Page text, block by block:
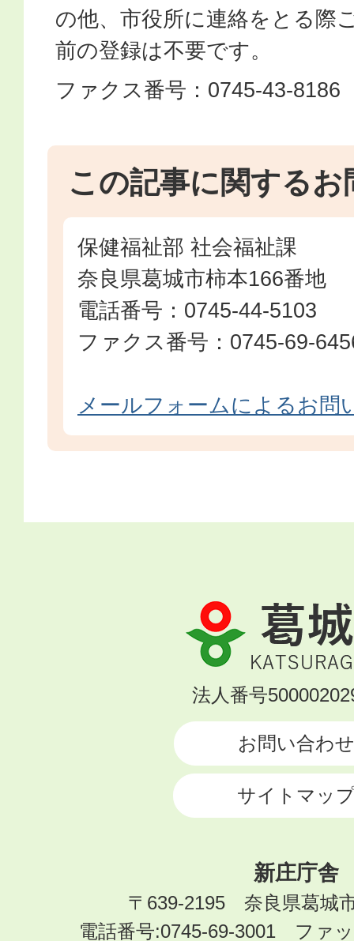
の他、市役所に連絡をとる際
前の登録は不要です。
ファクス番号：0745-43-8186
この記事に関するお
保健福祉部 社会福祉課
奈良県葛城市柿本166番地
電話番号：0745-44-5103
ファクス番号：0745-69-
メールフォームによるお問
葛
城
市
KATSURAGI
法人番号
お問い合わせ
サイトマッ
新庄庁舎
〒639-2195 奈良県葛城
電話番号:0745-69-3001 ファ